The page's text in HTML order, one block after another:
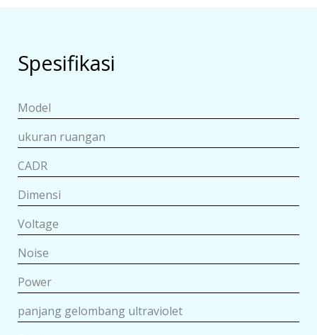
Spesifikasi
Model
ukuran ruangan
CADR
Dimensi
Voltage
Noise
Power
panjang gelombang ultraviolet